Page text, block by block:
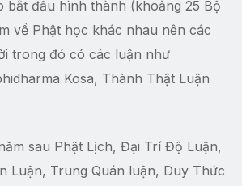
bắt đầu hình thành (khoảng 25 Bộ
về Phật học khác nhau nên các
trong đó có các luận như
Kosa, Thành Thật Luận
sau Phật Lịch, Đại Trí Độ Luận,
Luận, Trung Quán luận, Duy Thức